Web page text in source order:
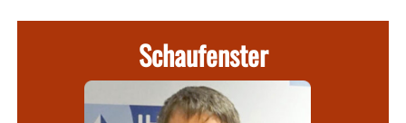
Schaufenster